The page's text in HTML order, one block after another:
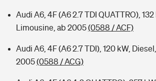
Audi A6, 4F (A6 2.7 TDI QUATTRO), 132
Limousine, ab 2005(0588 / ACF)
Audi A6, 4F (A6 2.7 TDI), 120 kW,
2005(0588 / ACG)